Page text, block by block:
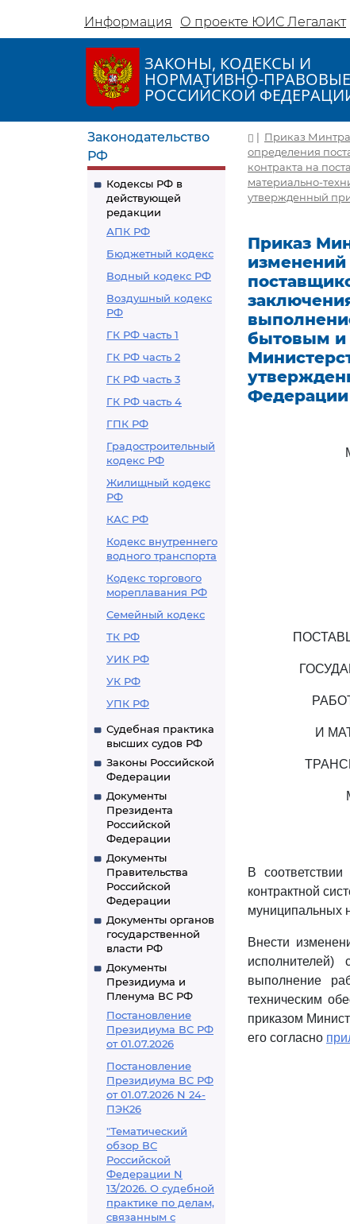
Информация О проекте ЮИС Легалакт
ЗАКОНЫ, КОДЕКСЫ И
НОРМАТИВНО-
РОССИЙСКОЙ
Законодательство
РФ
Кодексы РФ в
действующей
редакции
АПК РФ
Бюджетный кодекс
Водный кодекс РФ
Воздушный кодекс
РФ
ГК РФ часть 1
ГК РФ часть 2
ГК РФ часть 3
ГК РФ часть 4
ГПК РФ
Градостроительный
кодекс РФ
Жилищный кодекс
РФ
КАС РФ
Кодекс внутреннего
водного транспорта
Кодекс торгового
мореплавания РФ
Семейный кодекс
ТК РФ
УИК РФ
УК РФ
УПК РФ
Судебная практика
высших судов РФ
Законы Российской
Федерации
Документы
Президента
Российской
Федерации
Документы
Правительства
Российской
Федерации
Документы органов
государственной
власти РФ
Документы
Президиума и
Пленума ВС РФ
Постановление
Президиума ВС РФ
от 01.07.2026
Постановление
Президиума ВС РФ
от 01.07.2026 N 24-
ПЭК26
"Тематический
обзор ВС
Российской
Федерации N
13/2026. О судебной
практике по делам,
связанным с
| Приказ
определения
контракта на
материально-
утвержденный
Приказ
изменений
бытовым и
Федерации
И
В соответствии
контрактной
муниципальных
Внести
исполнителей)
выполнение
техническим
приказом
его согласно